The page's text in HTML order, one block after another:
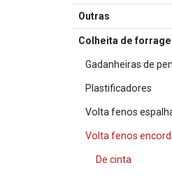
Outras
Colheita de
Gadanheiras de
Plastificadores
Volta fenos
Volta fenos
De cinta